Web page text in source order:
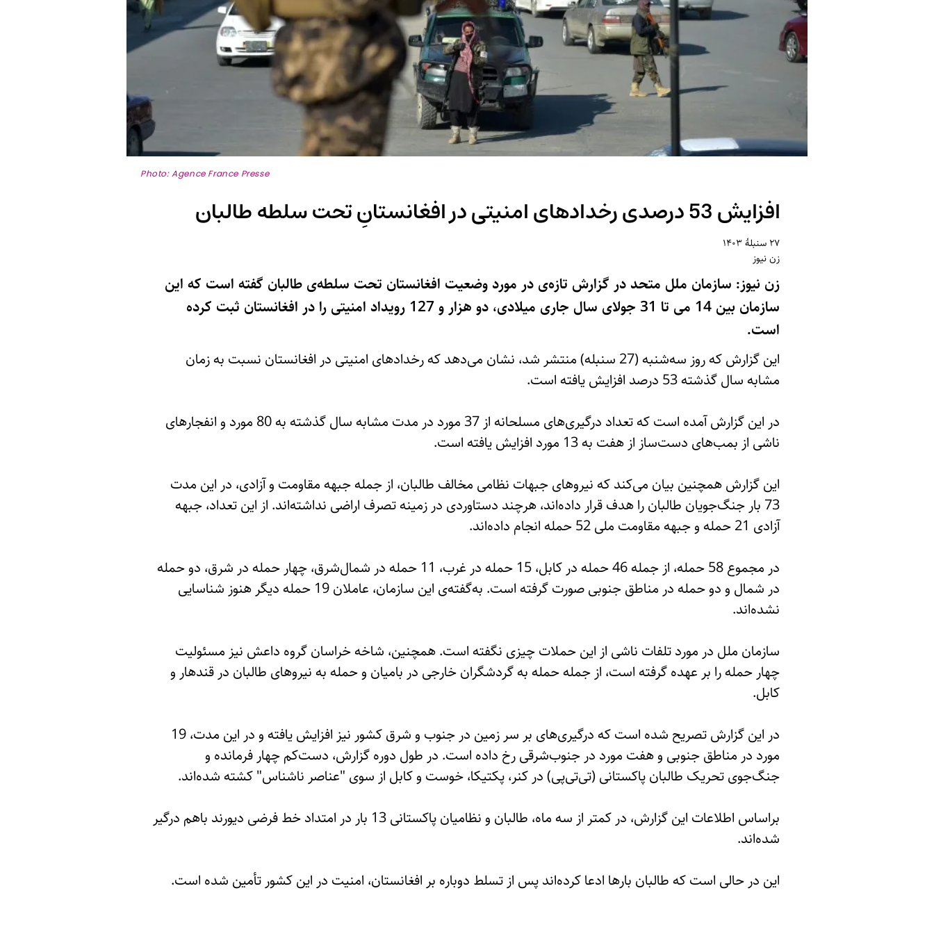
Photo: Agence France Presse
افزایش 53 درصدی رخدادهای امنیتی در افغانستانِ تحت سلطه طالبان
۲۷ سنبلهٔ ۱۴۰۳
زن نیوز
زن نیوز: سازمان ملل متحد در گزارش تازه‌ی در مورد وضعیت افغانستان تحت سلطه‌‌ی طالبان گفته است که این
سازمان بین 14 می تا 31 جولای سال جاری میلادی، دو هزار و 127 رویداد امنیتی را در افغانستان ثبت کرده
است.
این گزارش که روز سه‌شنبه (27 سنبله) منتشر شد، نشان می‌دهد که رخدادهای امنیتی در افغانستان نسبت به زمان
مشابه سال گذشته 53 درصد افزایش یافته است.
در این‌ گزارش آمده است که تعداد درگیری‌های مسلحانه از 37 مورد در مدت مشابه سال گذشته به 80 مورد و انفجارهای
ناشی از بمب‌های دست‌ساز از هفت به 13 مورد افزایش یافته است.
این گزارش همچنین بیان می‌کند که نیروهای جبهات نظامی مخالف طالبان، از جمله جبهه مقاومت و آزادی، در این مدت
73 بار جنگ‌جویان طالبان را هدف قرار داده‌اند، هرچند دستاوردی در زمینه تصرف اراضی نداشته‌اند. از این تعداد، جبهه
آزادی 21 حمله و جبهه مقاومت ملی 52 حمله انجام داده‌اند.
در مجموع 58 حمله، از جمله 46 حمله در کابل، 15 حمله در غرب، 11 حمله در شمال‌شرق، چهار حمله در شرق، دو حمله
در شمال و دو حمله در مناطق جنوبی صورت گرفته است. به‌گفته‌ی این سازمان، عاملان 19 حمله دیگر هنوز شناسایی
نشده‌اند.
سازمان ملل در مورد تلفات ناشی از این حملات چیزی نگفته است. همچنین، شاخه خراسان گروه داعش نیز مسئولیت
چهار حمله را بر عهده گرفته است، از جمله حمله به گردشگران خارجی در بامیان و حمله به نیروهای طالبان در قندهار و
کابل.
در این گزارش تصریح شده است که درگیری‌های بر سر زمین در جنوب و شرق کشور نیز افزایش یافته و در این مدت، 19
مورد در مناطق جنوبی و هفت مورد در جنوب‌شرقی رخ داده است. در طول دوره گزارش، دست‌کم چهار فرمانده و
جنگ‌جوی تحریک طالبان پاکستانی (تی‌تی‌پی) در کنر، پکتیکا، خوست و کابل از سوی "عناصر ناشناس" کشته شده‌اند.
براساس اطلاعات این گزارش، در کمتر از سه ماه، طالبان و نظامیان پاکستانی 13 بار در امتداد خط فرضی دیورند باهم درگیر
شده‌اند.
این در حالی است که طالبان بارها ادعا کرده‌اند پس از تسلط دوباره بر افغانستان، امنیت در این کشور تأمین شده است.